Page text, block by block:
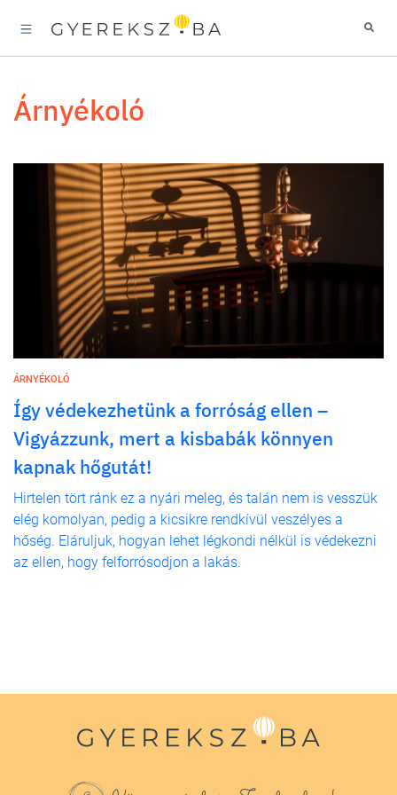
árnyékoló
ÁRNYÉKOLÓ
Így védekezhetünk a forróság ellen –
Vigyázzunk, mert a kisbabák könnyen
kapnak hőgutát!
Hirtelen tört ránk ez a nyári meleg, és talán nem is vesszük
elég komolyan, pedig a kicsikre rendkívül veszélyes a
hőség. Eláruljuk, hogyan lehet légkondi nélkül is védekezni
az ellen, hogy felforrósodjon a lakás.